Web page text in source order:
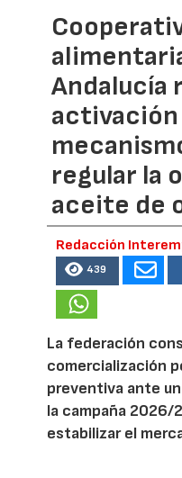
Andalucía
activación
regular la
aceite de
Redacción
439
La federación
comercialización
preventiva ante
la campaña 2026/
estabilizar el